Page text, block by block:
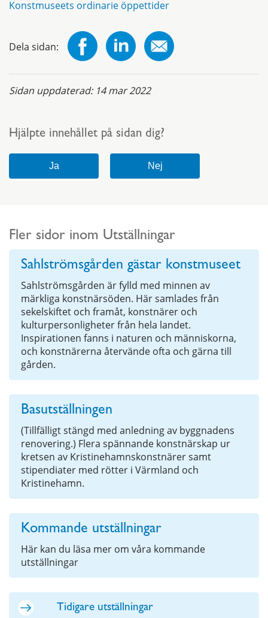
Konstmuseets ordinarie öppettider
Dela sidan:
Sidan uppdaterad: 14 mar 2022
Hjälpte innehållet på sidan dig?
Fler sidor inom Utställningar
Sahlströmsgården gästar konstmuseet
Sahlströmsgården är fylld med minnen av
märkliga konstnärsöden. Här samlades från
sekelskiftet och framåt, konstnärer och
kulturpersonligheter från hela landet.
Inspirationen fanns i naturen och människorna,
och konstnärerna återvände ofta och gärna till
gården.
Basutställningen
(Tillfälligt stängd med anledning av byggnadens
renovering.) Flera spännande konstnärskap ur
kretsen av Kristinehamnskonstnärer samt
stipendiater med rötter i Värmland och
Kristinehamn.
Kommande utställningar
Här kan du läsa mer om våra kommande
utställningar
Tidigare utställningar